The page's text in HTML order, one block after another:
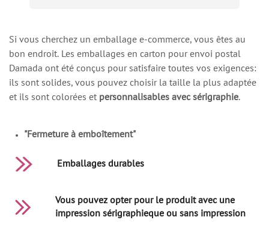
Si vous cherchez un emballage e-commerce, vous êtes au
bon endroit. Les emballages en carton pour envoi postal
Damada ont été conçus pour satisfaire toutes vos exigences:
ils sont solides, vous pouvez choisir la taille la plus adaptée
et ils sont colorées et personnalisables avec sérigraphie.
"Fermeture à emboîtement"
Emballages durables
Vous pouvez opter pour le produit avec une
impression sérigraphieque ou sans impression